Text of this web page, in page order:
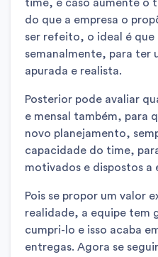
time, e caso aumente o
do que a empresa o
ser refeito, o ideal é que
semanalmente, para ter
apurada e realista.
Posterior pode avaliar
e mensal também, para
novo planejamento,
capacidade do time,
motivados e dispostos a
Pois se propor um valor
realidade, a equipe tem
cumpri-lo e isso acaba
entregas. Agora se